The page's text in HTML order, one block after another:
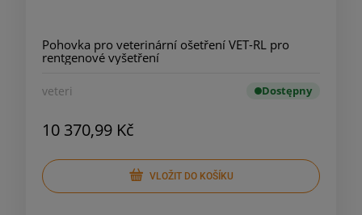
Pohovka pro veterinární ošetření VET-RL pro
rentgenové vyšetření
veteri Dostępny
10 370,99 Kč
VLOŽIT DO KOŠÍKU